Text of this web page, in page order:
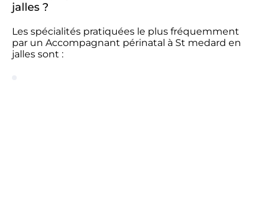
jalles ?
Les spécialités pratiquées le plus fréquemment
par un Accompagnant périnatal à St medard en
jalles sont :